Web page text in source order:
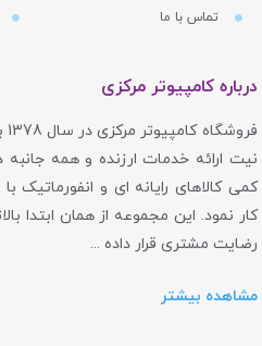
تماس با ما
درباره کامپیوتر مرکزی
نیت ارائه خدمات ارزنده و همه
کمی کالاهای رایانه ای و انفورماتیک
کار نمود. این مجموعه از همان ابتدا
رضایت مشتری قرار داده ...
مشاهده بیشتر